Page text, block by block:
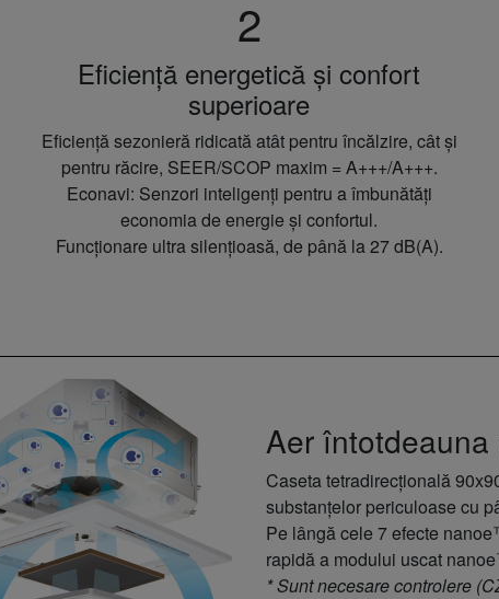
2
Eficiență energetică și confort
superioare
Eficiență sezonieră ridicată atât pentru încălzire, cât și
pentru răcire, SEER/SCOP maxim = A+++/A+++.
Econavi: Senzori inteligenți pentru a îmbunătăți
economia de energie și confortul.
Funcționare ultra silențioasă, de până la 27 dB(A).
Aer
Caseta tetradirecțională
substanțelor periculoase cu
Pe lângă cele 7 efecte
rapidă a modului uscat
* Sunt necesare controlere